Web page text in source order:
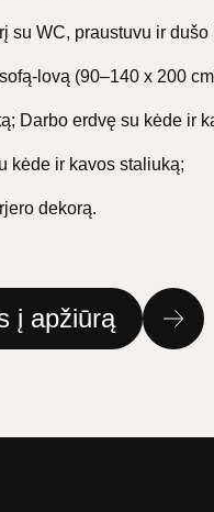
su WC, praustuvu ir dušo
lovą (90–140 x 200
Darbo erdvę su kėde ir
kėde ir kavos staliuką;
dekorą.
į apžiūrą